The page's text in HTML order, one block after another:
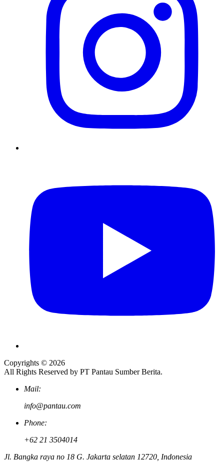
Copyrights © 2026
All Rights Reserved by PT Pantau Sumber Berita.
Mail:
info@pantau.com
Phone:
+62 21 3504014
Jl. Bangka raya no 18 G. Jakarta selatan 12720, Indonesia